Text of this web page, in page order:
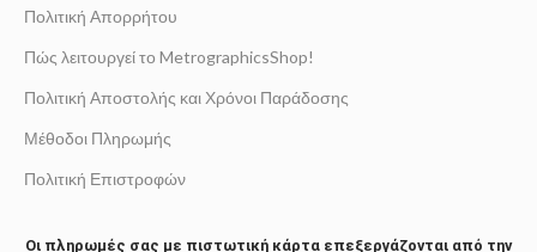
Πολιτική Απορρήτου
Πώς λειτουργεί το MetrographicsShop!
Πολιτική Αποστολής και Χρόνοι Παράδοσης
Μέθοδοι Πληρωμής
Πολιτική Επιστροφών
Οι πληρωμές σας με πιστωτική κάρτα επεξεργάζονται από την